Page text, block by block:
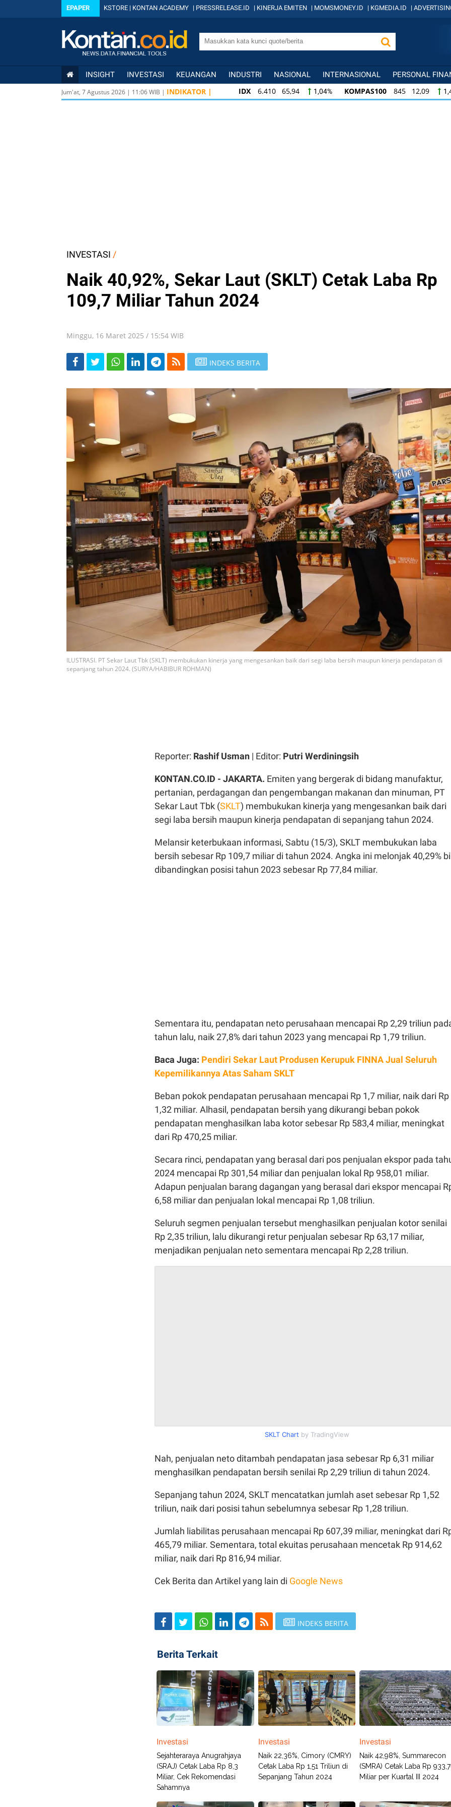
EPAPER KSTORE | KONTAN ACADEMY | PRESSRELEASE.ID | KINERJA EMITEN | MOMSMONEY.ID | KGMEDIA.ID |
INSIGHT INVESTASI KEUANGAN INDUSTRI NASIONAL INTERNASIONAL PERSONAL
Jum'at, 7 Agustus 2026 | 11:06WIB | INDIKATOR | IDX 6.410 65,94 1,04% KOMPAS100 845 12,09
KOMPAS100
845 12,09 1,45% LQ45 640 9,44
INVESTASI /
Naik 40,92%, Sekar Laut (SKLT) Cetak Laba Rp
109,7 Miliar Tahun 2024
Minggu, 16 Maret 2025 / 15:54 WIB
INDEKS BERITA
ILUSTRASI. PT Sekar Laut Tbk (SKLT) membukukan kinerja yang mengesankan baik dari segi laba bersih maupun kinerja pendapatan di
sepanjang tahun 2024. (SURYA/HABIBUR ROHMAN)
Reporter: Rashif Usman | Editor: Putri Werdiningsih
KONTAN.CO.ID - JAKARTA. Emiten yang bergerak di bidang manufaktur,
pertanian, perdagangan dan pengembangan makanan dan minuman, PT
Sekar Laut Tbk (SKLT) membukukan kinerja yang mengesankan baik dari
segi laba bersih maupun kinerja pendapatan di sepanjang tahun 2024.
Melansir keterbukaan informasi, Sabtu (15/3), SKLT membukukan laba
bersih sebesar Rp 109,7 miliar di tahun 2024. Angka ini melonjak 40,29%
dibandingkan posisi tahun 2023 sebesar Rp 77,84 miliar.
Sementara itu, pendapatan neto perusahaan mencapai Rp 2,29 triliun
tahun lalu, naik 27,8% dari tahun 2023 yang mencapai Rp 1,79 triliun.
Baca Juga: Pendiri Sekar Laut Produsen Kerupuk FINNA Jual Seluruh
Kepemilikannya Atas Saham SKLT
Beban pokok pendapatan perusahaan mencapai Rp 1,7 miliar, naik dari Rp
1,32 miliar. Alhasil, pendapatan bersih yang dikurangi beban pokok
pendapatan menghasilkan laba kotor sebesar Rp 583,4 miliar, meningkat
dari Rp 470,25 miliar.
Secara rinci, pendapatan yang berasal dari pos penjualan ekspor pada
2024 mencapai Rp 301,54 miliar dan penjualan lokal Rp 958,01 miliar.
Adapun penjualan barang dagangan yang berasal dari ekspor mencapai
6,58 miliar dan penjualan lokal mencapai Rp 1,08 triliun.
Seluruh segmen penjualan tersebut menghasilkan penjualan kotor senilai
Rp 2,35 triliun, lalu dikurangi retur penjualan sebesar Rp 63,17 miliar,
menjadikan penjualan neto sementara mencapai Rp 2,28 triliun.
SKLT Chart by TradingView
Nah, penjualan neto ditambah pendapatan jasa sebesar Rp 6,31 miliar
menghasilkan pendapatan bersih senilai Rp 2,29 triliun di tahun 2024.
Sepanjang tahun 2024, SKLT mencatatkan jumlah aset sebesar Rp 1,52
triliun, naik dari posisi tahun sebelumnya sebesar Rp 1,28 triliun.
Jumlah liabilitas perusahaan mencapai Rp 607,39 miliar, meningkat dari
465,79 miliar. Sementara, total ekuitas perusahaan mencetak Rp 914,62
miliar, naik dari Rp 816,94 miliar.
Cek Berita dan Artikel yang lain di Google News
INDEKS BERITA
Berita Terkait
Investasi
Sejahteraraya Anugrahjaya
(SRAJ) Cetak Laba Rp 8,3
Miliar, Cek Rekomendasi
Sahamnya
Investasi
Naik 22,36%, Cimory (CMRY)
Cetak Laba Rp 1,51 Triliun di
Sepanjang Tahun 2024
Investasi
Naik 42,98%, Summarecon
(SMRA) Cetak Laba Rp
Miliar per Kuartal III 2024